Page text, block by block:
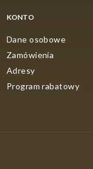
i bezpieczny.
i parametry
do swoich
profesjonalizm,
wodą i czystą
KONTO
Dane osobowe
Zamówienia
Adresy
Program rabatowy